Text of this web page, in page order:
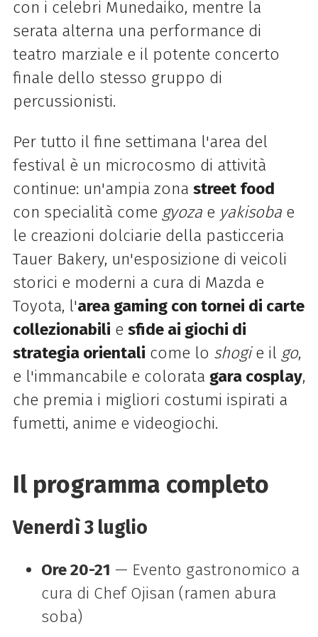
con i celebri Munedaiko, mentre la
serata alterna una performance di
teatro marziale e il potente concerto
finale dello stesso gruppo di
percussionisti.
Per tutto il fine settimana l'area del
festival è un microcosmo di attività
continue: un'ampia zona street food
con specialità come gyozae yakisobae
le creazioni dolciarie della pasticceria
Tauer Bakery, un'esposizione di veicoli
storici e moderni a cura di Mazda e
Toyota, l'area gaming con tornei di carte
collezionabili e sfide ai giochi di
strategia orientali come lo shogie il go,
e l'immancabile e colorata gara cosplay,
che premia i migliori costumi ispirati a
fumetti, anime e videogiochi.
Il programma completo
Venerdì 3 luglio
Ore 20-21 — Evento gastronomico a
cura di Chef Ojisan (ramen abura
soba)